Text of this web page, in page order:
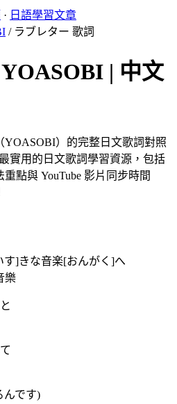
· 日語學習文章
/ ラブレター 歌詞
| 中文
YOASOBI）的完整日文歌詞對照
實用的日文歌詞學習資源，包括
點與 YouTube 影片同步時間
]きな音楽[おんがく]へ
樂
んです)